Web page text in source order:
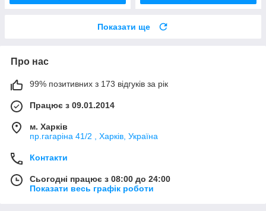
Показати ще
Про нас
99% позитивних з 173 відгуків за рік
Працює з 09.01.2014
м. Харків
пр.гагаріна 41/2 , Харків, Україна
Контакти
Сьогодні працює з 08:00 до 24:00
Показати весь графік роботи